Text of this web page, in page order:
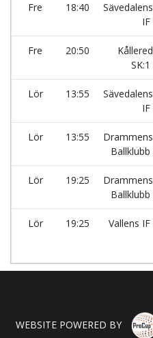
Fre 18:40
Sävedalens
IF
Fre 20:50
Kållered
SK:1
Lör 13:55
Sävedalens
IF
Lör 13:55
Drammens
Ballklubb
Lör 19:25
Drammens
Ballklubb
Lör 19:25 Vallens IF
WEBSITE POWERED BY